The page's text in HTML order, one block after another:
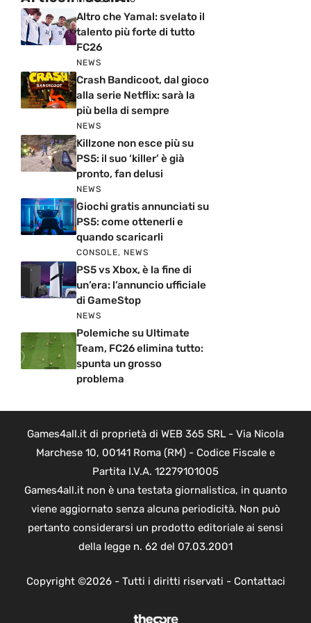
Altro che Yamal: svelato il
talento più forte di tutto
FC26
NEWS
Crash Bandicoot, dal gioco
alla serie Netflix: sarà la
più bella di sempre
NEWS
Killzone non esce più su
PS5: il suo ‘killer’ è già
pronto, fan delusi
NEWS
Giochi gratis annunciati su
PS5: come ottenerli e
quando scaricarli
CONSOLE, NEWS
PS5 vs Xbox, è la fine di
un’era: l’annuncio ufficiale
di GameStop
NEWS
Polemiche su Ultimate
Team, FC26 elimina tutto:
spunta un grosso
problema
Games4all.it di proprietà di WEB 365 SRL - Via Nicola
Marchese 10, 00141 Roma (RM) - Codice Fiscale e
Partita I.V.A. 12279101005
Games4all.it non è una testata giornalistica, in quanto
viene aggiornato senza alcuna periodicità. Non può
pertanto considerarsi un prodotto editoriale ai sensi
della legge n. 62 del 07.03.2001
Copyright ©2026 - Tutti i diritti riservati - Contattaci